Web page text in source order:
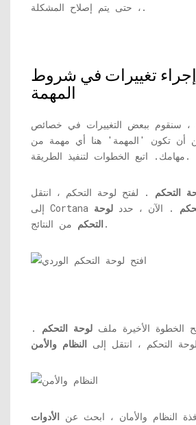
، حتى يتم إصلاح المشكلة.
1 - إجراء تغييرات في شروط
المهمة
، سنقوم ببعض التغييرات في خصائص
أن تكون 'المهمة' هنا أي مهمة من
مهامك. اتبع الخطوات لتنفيذ الطريقة.
التحكم . لفتح لوحة التحكم ، انتقل
. الآن ، حدد لوحة
التحكم من النتائج.
الخطوة الأخيرة ملف لوحة التحكم .
التحكم ، انتقل إلى النظام والأمن
النظام والأمان ، ابحث عن الأدوات